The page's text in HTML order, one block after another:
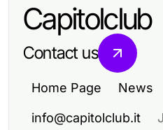
Capitolclub
Contact us
Home Page News
info@capitolclub.it